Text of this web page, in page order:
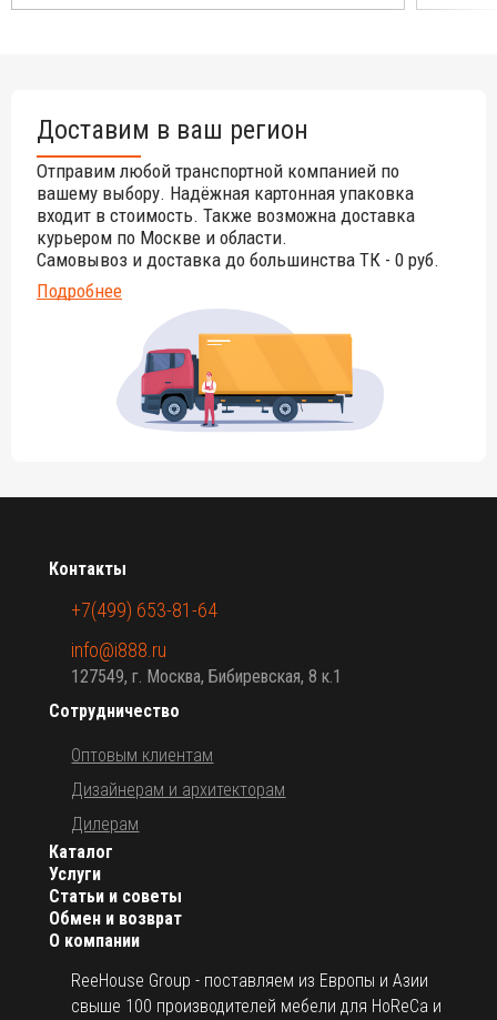
Доставим в ваш регион
Отправим любой транспортной компанией по
вашему выбору. Надёжная картонная упаковка
входит в стоимость. Также возможна доставка
курьером по Москве и области.
Самовывоз и доставка до большинства ТК - 0 руб.
Подробнее
О компании
ReeHouse Group - поставляем из Европы и Азии
свыше 100 производителей мебели для HoReCa и
Каталог
Услуги
Статьи и советы
Обмен и возврат
Сотрудничество
Оптовым клиентам
Дизайнерам и архитекторам
Дилерам
Контакты
+7(499) 653-81-64
info@i888.ru
127549, г. Москва, Бибиревская, 8 к.1